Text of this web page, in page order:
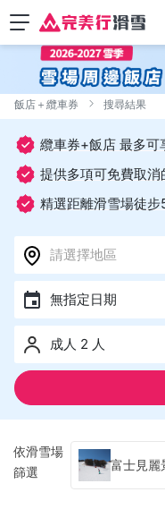
飯店＋纜車券 搜尋結果
纜車券+飯店 最多可
提供多項可免費取消
精選距離滑雪場徒
請選擇地區
無指定日期
成人 2 人
依滑雪場
篩選
富士見麗